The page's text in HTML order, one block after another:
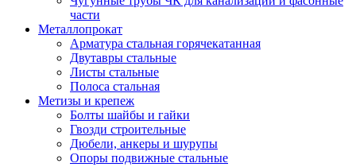
части
Металлопрокат
Арматура стальная горячекатанная
Двутавры стальные
Листы стальные
Полоса стальная
Метизы и крепеж
Болты шайбы и гайки
Гвозди строительные
Дюбели, анкеры и шурупы
Опоры подвижные стальные